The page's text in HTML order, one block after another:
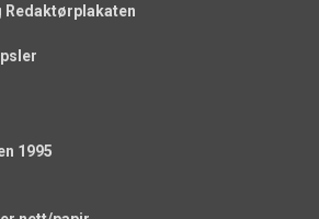
Redaktørplakaten
1995